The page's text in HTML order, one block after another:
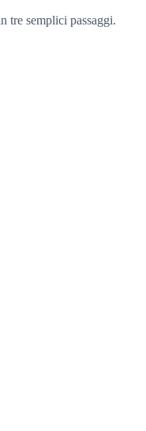
tre semplici passaggi.